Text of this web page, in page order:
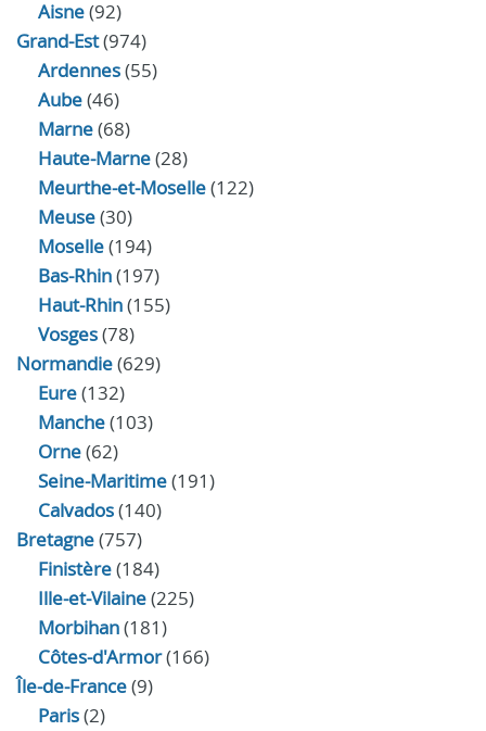
Aisne(92)
Grand-Est(974)
Ardennes(55)
Aube(46)
Marne(68)
Haute-Marne(28)
Meurthe-et-Moselle(122)
Meuse(30)
Moselle(194)
Bas-Rhin(197)
Haut-Rhin(155)
Vosges(78)
Normandie(629)
Eure(132)
Manche(103)
Orne(62)
Seine-Maritime(191)
Calvados(140)
Bretagne(757)
Finistère(184)
Ille-et-Vilaine(225)
Morbihan(181)
Côtes-d'Armor(166)
Île-de-France(9)
Paris(2)